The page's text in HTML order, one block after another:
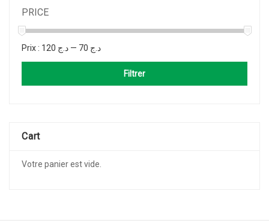
PRICE
Filtrer
Prix : د.ج 70 — د.ج 120
Cart
Votre panier est vide.